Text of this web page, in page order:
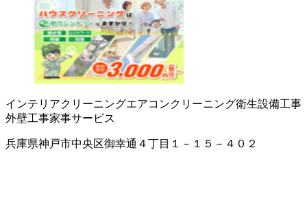
インテリアクリーニングエアコンクリーニング衛生設備工事
外壁工事家事サービス
兵庫県神戸市中央区御幸通４丁目１－１５－４０２